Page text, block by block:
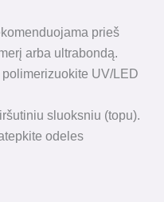
prieš
arba ultrabondą.
UV/LED
sluoksniu (topu).
odeles